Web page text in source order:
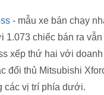
- mẫu xe bán chạy
1.073 chiếc bán ra
xếp thứ hai với
đổi thủ Mitsubishi
các vị trí phía dưới.